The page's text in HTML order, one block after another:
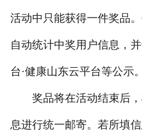
活动中只能获得一件奖品
自动统计中奖用户信息，
台·健康山东云平台等公示。
奖品将在活动结束后，
息进行统一邮寄。若所填